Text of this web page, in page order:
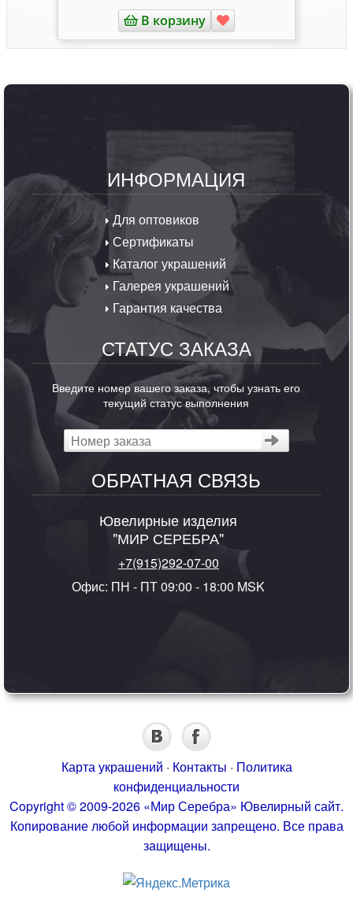
В корзину
ИНФОРМАЦИЯ
Для оптовиков
Сертификаты
Каталог украшений
Галерея украшений
Гарантия качества
СТАТУС ЗАКАЗА
Введите номер вашего заказа, чтобы узнать его
текущий статус выполнения
ОБРАТНАЯ СВЯЗЬ
Ювелирные изделия
"МИР СЕРЕБРА"
+7(915)292-07-00
Офис: ПН - ПТ 09:00 - 18:00 MSK
Карта украшений · Контакты · Политика
конфиденциальности
Copyright © 2009-2026 «Мир Серебра» Ювелирный сайт.
Копирование любой информации запрещено. Все права
защищены.